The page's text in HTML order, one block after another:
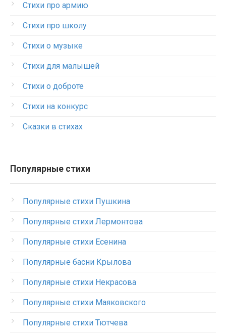
Стихи про армию
Стихи про школу
Стихи о музыке
Стихи для малышей
Стихи о доброте
Стихи на конкурс
Сказки в стихах
Популярные стихи
Популярные стихи Пушкина
Популярные стихи Лермонтова
Популярные стихи Есенина
Популярные басни Крылова
Популярные стихи Некрасова
Популярные стихи Маяковского
Популярные стихи Тютчева